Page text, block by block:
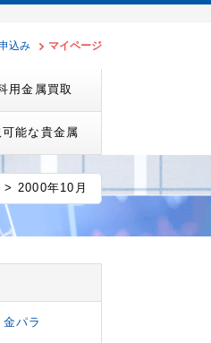
込み マイページ
用金属買取
可能な貴金属
> 2000年10月
パラ